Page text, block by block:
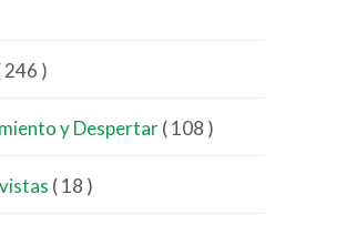
246 )
y Despertar( 108 )
( 18 )